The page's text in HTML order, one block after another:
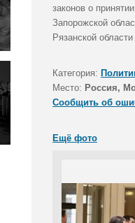
законов о
Запорожской
Рязанской
Категория:
Место: Россия,
Сообщить об
Ещё фото